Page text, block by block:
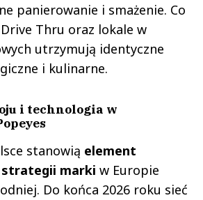
panierowanie i smażenie. Co
Thru oraz lokale w
utrzymują identyczne
i kulinarne.
i technologia w
stanowią element
marki w Europie
Do końca 2026 roku sieć